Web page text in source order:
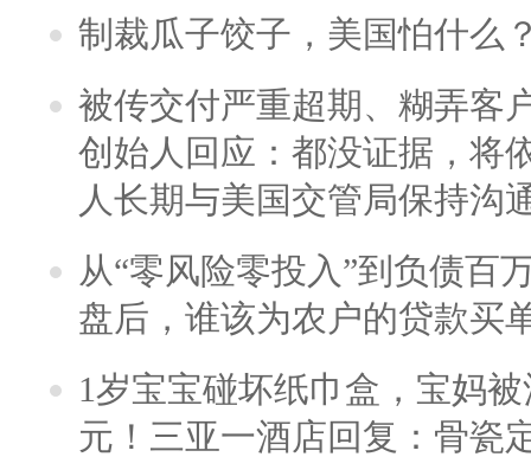
制裁瓜子饺子，美国怕什么
被传交付严重超期、糊弄客
创始人回应：都没证据，将
人长期与美国交管局保持沟
从“零风险零投入”到负债百
盘后，谁该为农户的贷款买
1岁宝宝碰坏纸巾盒，宝妈
元！三亚一酒店回复：骨瓷